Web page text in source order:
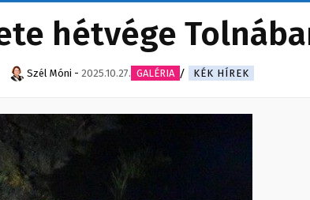
hétvége
Szél Móni - 2025.10.27. GALÉRIA KÉK HÍREK